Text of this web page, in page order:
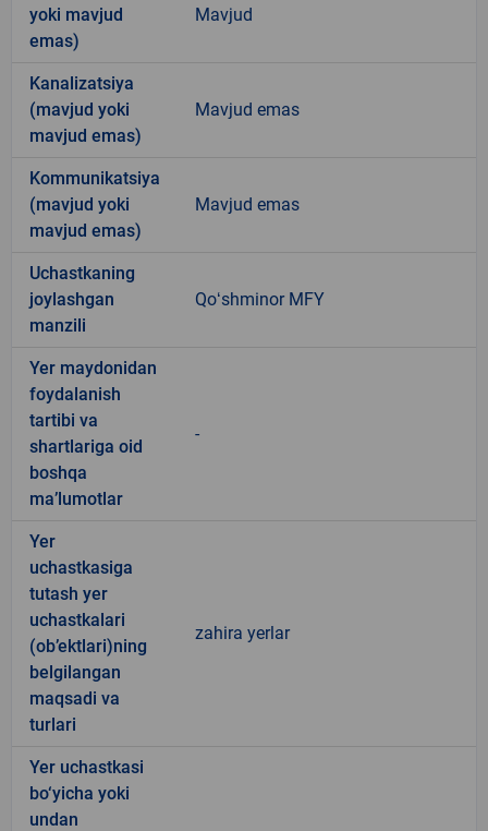
yoki mavjud
emas)
Mavjud
Kanalizatsiya
(mavjud yoki
mavjud emas)
Mavjud emas
Kommunikatsiya
(mavjud yoki
mavjud emas)
Mavjud emas
Uchastkaning
joylashgan
manzili
Qoʻshminor MFY
Yer maydonidan
foydalanish
tartibi va
shartlariga oid
boshqa
ma’lumotlar
-
Yer
uchastkasiga
tutash yer
uchastkalari
(ob’ektlari)ning
belgilangan
maqsadi va
turlari
zahira yerlar
Yer uchastkasi
bo‘yicha yoki
undan